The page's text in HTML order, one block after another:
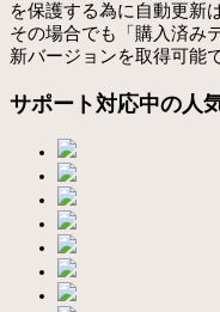
を保護する為に自動更新
その場合でも「購入済み
新バージョンを取得可能
サポート対応中の人